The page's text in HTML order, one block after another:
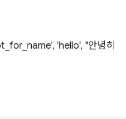
'hello', "안녕히